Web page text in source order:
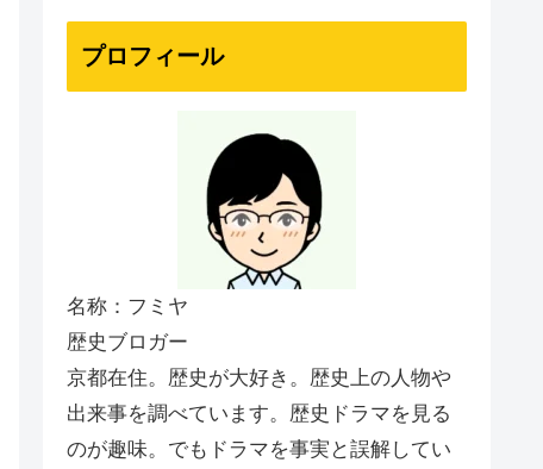
プロフィール
名称：フミヤ
歴史ブロガー
京都在住。歴史が大好き。歴史上の人物や
出来事を調べています。歴史ドラマを見る
のが趣味。でもドラマを事実と誤解してい